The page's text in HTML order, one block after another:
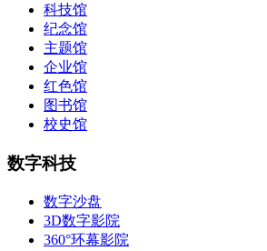
科技馆
纪念馆
主题馆
企业馆
红色馆
图书馆
校史馆
数字科技
数字沙盘
3D数字影院
360°环幕影院